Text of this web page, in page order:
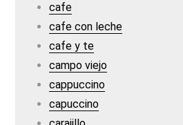
cafe
cafe con leche
cafe y te
campo viejo
cappuccino
capuccino